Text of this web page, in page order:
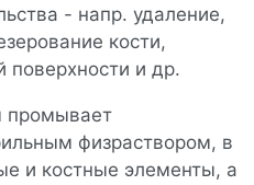
- напр. удаление,
кости,
поверхности и др.
промывает
физраствором, в
и костные элементы, а